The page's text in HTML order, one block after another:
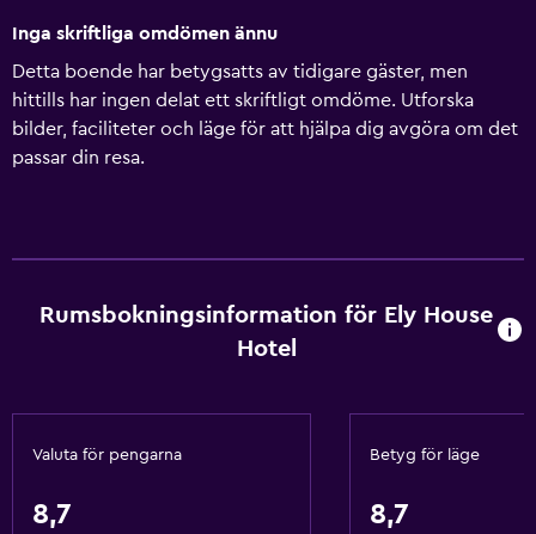
Inga skriftliga omdömen ännu
Detta boende har betygsatts av tidigare gäster, men
hittills har ingen delat ett skriftligt omdöme. Utforska
bilder, faciliteter och läge för att hjälpa dig avgöra om det
passar din resa.
Rumsbokningsinformation för Ely House
Hotel
Valuta för pengarna
8,7
Betyg för läge
8,7